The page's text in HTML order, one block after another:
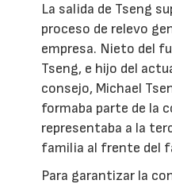
La salida de Tseng
proceso de relevo
empresa. Nieto del
Tseng, e hijo del
consejo, Michael
formaba parte de la
representaba a la
familia al frente del
Para garantizar la